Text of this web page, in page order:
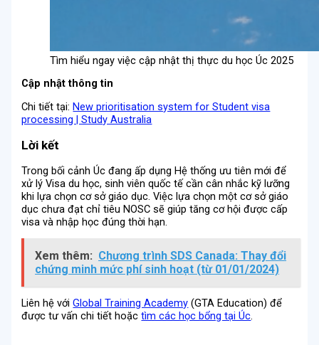
Tìm hiểu ngay việc cập nhật thị thực du học Úc 2025
Cập nhật thông tin
Chi tiết tại:New prioritisation system for Student visa
processing | Study Australia
Lời kết
Trong bối cảnh Úc đang ấp dụng Hệ thống ưu tiên mới để
xử lý Visa du học, sinh viên quốc tế cần cân nhắc kỹ lưỡng
khi lựa chọn cơ sở giáo dục. Việc lựa chọn một cơ sở giáo
dục chưa đạt chỉ tiêu NOSC sẽ giúp tăng cơ hội được cấp
visa và nhập học đúng thời hạn.
Xem thêm: Chương trình SDS Canada: Thay đổi
chứng minh mức phí sinh hoạt (từ 01/01/2024)
Liên hệ vớiGlobal Training Academy (GTA Education) để
được tư vấn chi tiết hoặctìm các học bổng tại Úc.